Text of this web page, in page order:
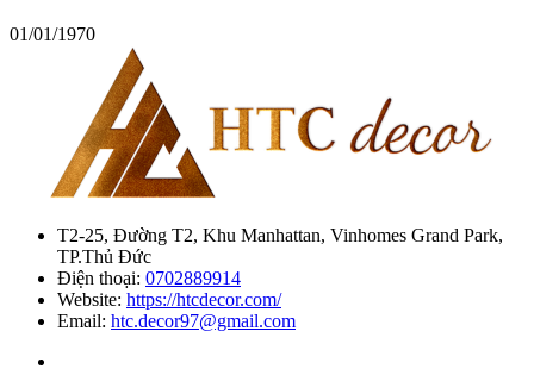
01/01/1970
T2-25, Đường T2, Khu Manhattan, Vinhomes Grand Park,
TP.Thủ Đức
Điện thoại: 0702889914
Website: https://htcdecor.com/
Email: htc.decor97@gmail.com